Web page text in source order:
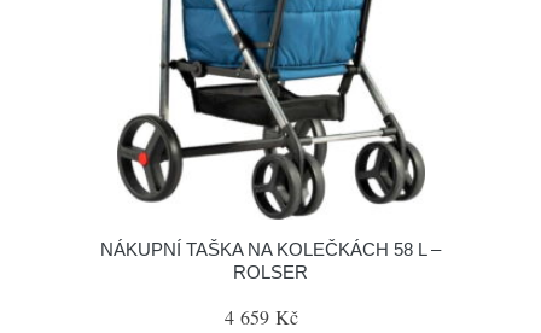
NÁKUPNÍ TAŠKA NA KOLEČKÁCH 58 L –
ROLSER
4 659 Kč